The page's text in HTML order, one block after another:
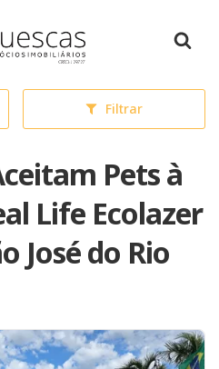
inicial
Filtrar
Pets à
Life Ecolazer
José do Rio